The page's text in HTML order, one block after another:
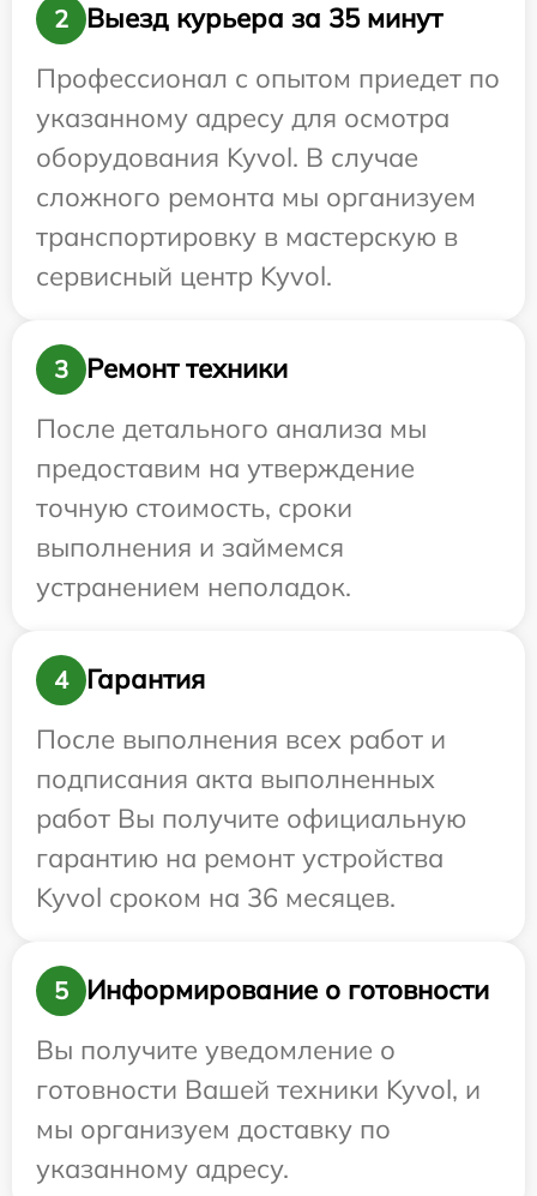
2
Выезд курьера за 35 минут
Профессионал с опытом приедет по
указанному адресу для осмотра
оборудования Kyvol. В случае
сложного ремонта мы организуем
транспортировку в мастерскую в
сервисный центр Kyvol.
3
Ремонт техники
После детального анализа мы
предоставим на утверждение
точную стоимость, сроки
выполнения и займемся
устранением неполадок.
4
Гарантия
После выполнения всех работ и
подписания акта выполненных
работ Вы получите официальную
гарантию на ремонт устройства
Kyvol сроком на 36 месяцев.
5
Информирование о готовности
Вы получите уведомление о
готовности Вашей техники Kyvol, и
мы организуем доставку по
указанному адресу.